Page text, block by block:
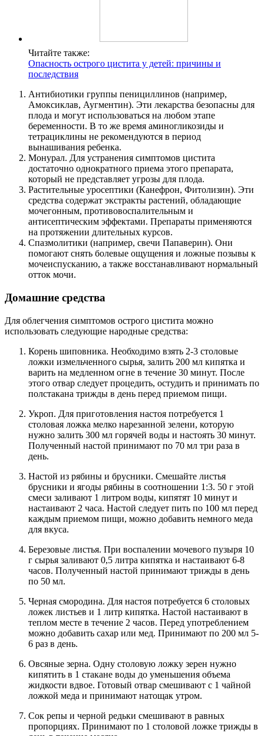
Читайте также:
Опасность острого цистита у детей: причины и
последствия
Антибиотики группы пенициллинов (например,
Амоксиклав, Аугментин). Эти лекарства безопасны для
плода и могут использоваться на любом этапе
беременности. В то же время аминогликозиды и
тетрациклины не рекомендуются в период
вынашивания ребенка.
Монурал. Для устранения симптомов цистита
достаточно однократного приема этого препарата,
который не представляет угрозы для плода.
Растительные уросептики (Канефрон, Фитолизин). Эти
средства содержат экстракты растений, обладающие
мочегонным, противовоспалительным и
антисептическим эффектами. Препараты применяются
на протяжении длительных курсов.
Спазмолитики (например, свечи Папаверин). Они
помогают снять болевые ощущения и ложные позывы к
мочеиспусканию, а также восстанавливают нормальный
отток мочи.
Домашние средства
Для облегчения симптомов острого цистита можно
использовать следующие народные средства:
Корень шиповника. Необходимо взять 2-3 столовые
ложки измельченного сырья, залить 200 мл кипятка и
варить на медленном огне в течение 30 минут. После
этого отвар следует процедить, остудить и принимать по
полстакана трижды в день перед приемом пищи.
Укроп. Для приготовления настоя потребуется 1
столовая ложка мелко нарезанной зелени, которую
нужно залить 300 мл горячей воды и настоять 30 минут.
Полученный настой принимают по 70 мл три раза в
день.
Настой из рябины и брусники. Смешайте листья
брусники и ягоды рябины в соотношении 1:3. 50 г этой
смеси заливают 1 литром воды, кипятят 10 минут и
настаивают 2 часа. Настой следует пить по 100 мл перед
каждым приемом пищи, можно добавить немного меда
для вкуса.
Березовые листья. При воспалении мочевого пузыря 10
г сырья заливают 0,5 литра кипятка и настаивают 6-8
часов. Полученный настой принимают трижды в день
по 50 мл.
Черная смородина. Для настоя потребуется 6 столовых
ложек листьев и 1 литр кипятка. Настой настаивают в
теплом месте в течение 2 часов. Перед употреблением
можно добавить сахар или мед. Принимают по 200 мл 5-
6 раз в день.
Овсяные зерна. Одну столовую ложку зерен нужно
кипятить в 1 стакане воды до уменьшения объема
жидкости вдвое. Готовый отвар смешивают с 1 чайной
ложкой меда и принимают натощак утром.
Сок репы и черной редьки смешивают в равных
пропорциях. Принимают по 1 столовой ложке трижды в